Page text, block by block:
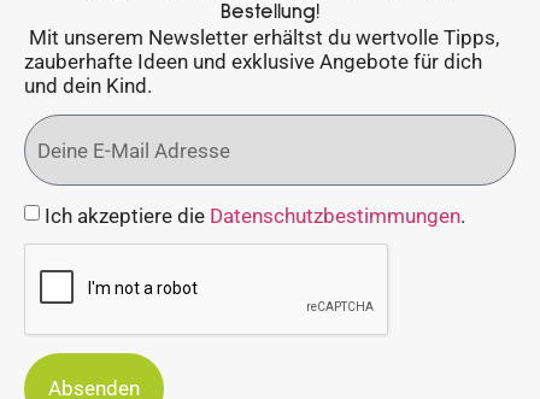
Bestellung!
Mit unserem Newsletter erhältst du wertvolle Tipps,
zauberhafte Ideen und exklusive Angebote für dich
und dein Kind.
Ich akzeptiere die Datenschutzbestimmungen.
Absenden